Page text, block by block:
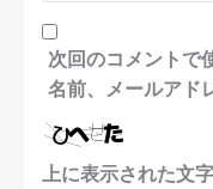
次回のコメントで
名前、メールアド
上に表示された文